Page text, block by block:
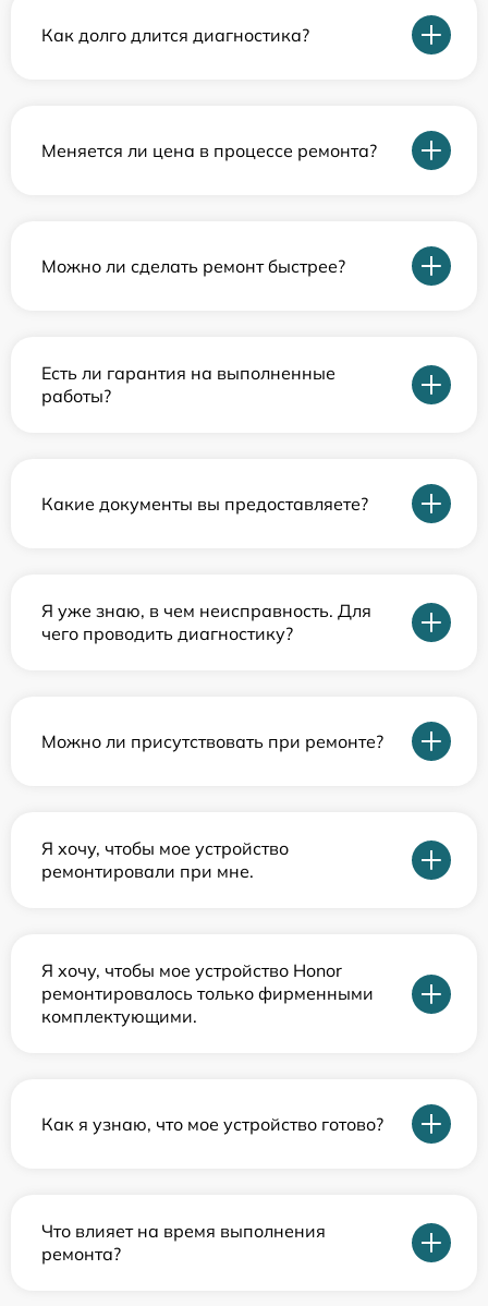
Как долго длится диагностика?
Меняется ли цена в процессе ремонта?
Можно ли сделать ремонт быстрее?
Есть ли гарантия на выполненные
работы?
Какие документы вы предоставляете?
Я уже знаю, в чем неисправность. Для
чего проводить диагностику?
Можно ли присутствовать при ремонте?
Я хочу, чтобы мое устройство
ремонтировали при мне.
Я хочу, чтобы мое устройство Honor
ремонтировалось только фирменными
комплектующими.
Как я узнаю, что мое устройство готово?
Что влияет на время выполнения
ремонта?